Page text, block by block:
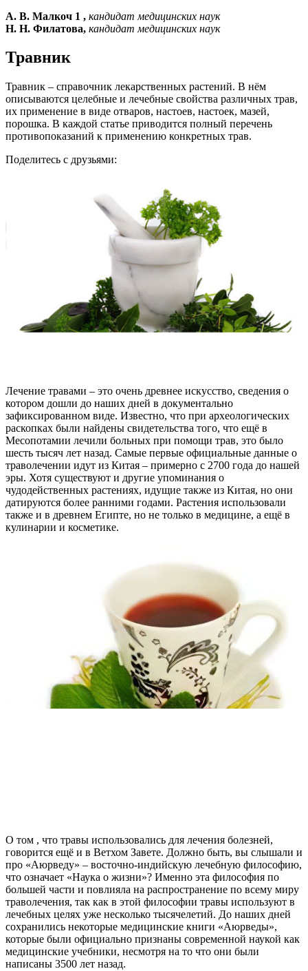
А. В. Малкоч 1 , кандидат медицинских наук
Н. Н. Филатова, кандидат медицинских наук
Травник
Травник – справочник лекарственных растений. В нём
описываются целебные и лечебные свойства различных трав,
их применение в виде отваров, настоев, настоек, мазей,
порошка. В каждой статье приводится полный перечень
противопоказаний к применению конкретных трав.
Поделитесь с друзьями:
Лечение травами – это очень древнее искусство, сведения о
котором дошли до наших дней в документально
зафиксированном виде. Известно, что при археологических
раскопках были найдены свидетельства того, что ещё в
Месопотамии лечили больных при помощи трав, это было
шесть тысяч лет назад. Самые первые официальные данные о
траволечении идут из Китая – примерно с 2700 года до нашей
эры. Хотя существуют и другие упоминания о
чудодейственных растениях, идущие также из Китая, но они
датируются более ранними годами. Растения использовали
также и в древнем Египте, но не только в медицине, а ещё в
кулинарии и косметике.
О том , что травы использовались для лечения болезней,
говорится ещё и в Ветхом Завете. Должно быть, вы слышали и
про «Аюрведу» – восточно-индийскую лечебную философию,
что означает «Наука о жизни»? Именно эта философия по
большей части и повлияла на распространение по всему миру
траволечения, так как в этой философии травы используют в
лечебных целях уже несколько тысячелетий. До наших дней
сохранились некоторые медицинские книги «Аюрведы»,
которые были официально признаны современной наукой как
медицинские учебники, несмотря на то что они были
написаны 3500 лет назад.